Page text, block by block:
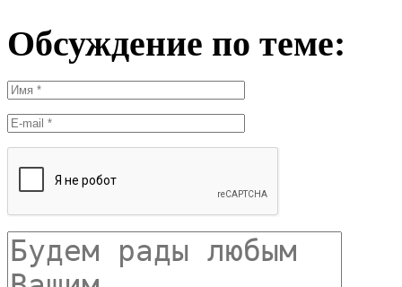
Обсуждение по теме: